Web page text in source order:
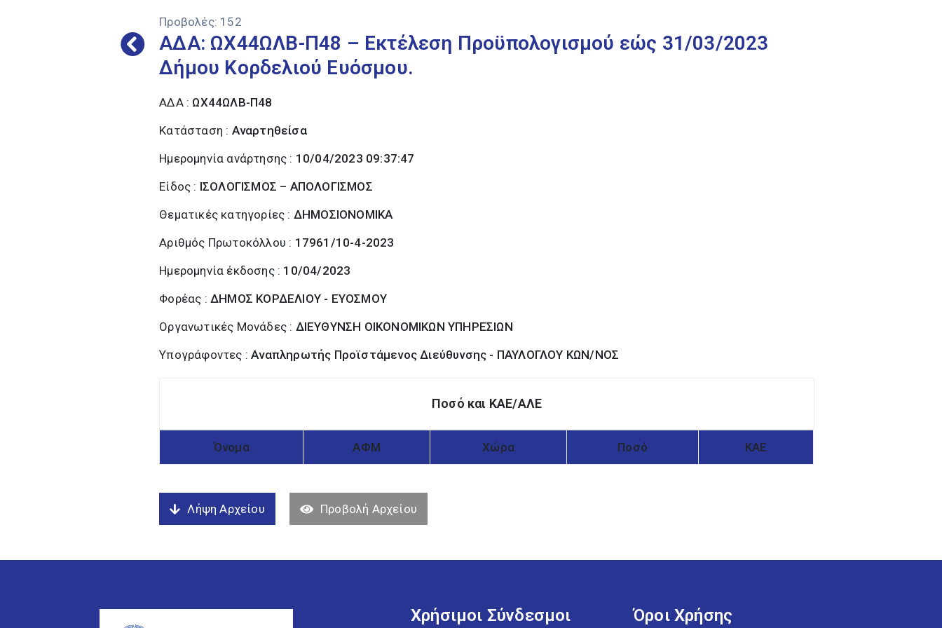
Προβολές: 152
ΑΔΑ: ΩΧ44ΩΛΒ-Π48 – Εκτέλεση Προϋπολογισμού εώς 31/03/2023
Δήμου Κορδελιού Ευόσμου.
ΑΔΑ : ΩΧ44ΩΛΒ-Π48
Κατάσταση : Αναρτηθείσα
Ημερομηνία ανάρτησης : 10/04/2023 09:37:47
Είδος : ΙΣΟΛΟΓΙΣΜΟΣ – ΑΠΟΛΟΓΙΣΜΟΣ
Θεματικές κατηγορίες : ΔΗΜΟΣΙΟΝΟΜΙΚΑ
Αριθμός Πρωτοκόλλου : 17961/10-4-2023
Ημερομηνία έκδοσης : 10/04/2023
Φορέας :ΔΗΜΟΣ ΚΟΡΔΕΛΙΟΥ - ΕΥΟΣΜΟΥ
Οργανωτικές Μονάδες : ΔΙΕΥΘΥΝΣΗ ΟΙΚΟΝΟΜΙΚΩΝ ΥΠΗΡΕΣΙΩΝ
Υπογράφοντες :Αναπληρωτής Προϊστάμενος Διεύθυνσης - ΠΑΥΛΟΓΛΟΥ ΚΩΝ/ΝΟΣ
Ποσό και ΚΑΕ/ΑΛΕ
Όνομα ΑΦΜ Χώρα Ποσό ΚΑΕ
Λήψη Αρχείου Προβολή Αρχείου
Χρήσιμοι Σύνδεσμοι Όροι Χρήσης